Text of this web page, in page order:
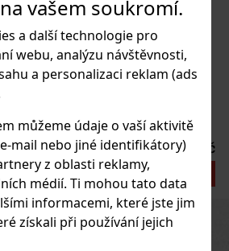
vašem soukromí.
a další technologie pro
webu, analýzu návštěvnosti,
a personalizaci reklam (ads
můžeme údaje o vaší aktivitě
mail nebo jiné identifikátory)
z oblasti reklamy,
médií. Ti mohou tato data
informacemi, které jste jim
získali při používání jejich
Line Go Pack - 5 ks
Pack obsahuje těchto 5 doutníků: 2x
Red Robusto 2x JOYA Black Robusto
1 050 Kč
Do košíku
PreviousNext